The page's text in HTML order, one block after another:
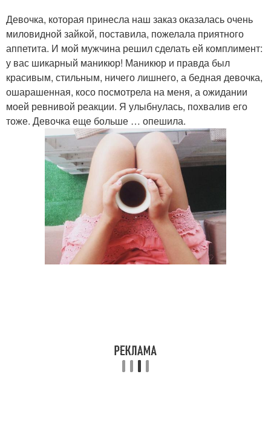
Девочка, которая принесла наш заказ оказалась очень
миловидной зайкой, поставила, пожелала приятного
аппетита. И мой мужчина решил сделать ей комплимент:
у вас шикарный маникюр! Маникюр и правда был
красивым, стильным, ничего лишнего, а бедная девочка,
ошарашенная, косо посмотрела на меня, а ожидании
моей ревнивой реакции. Я улыбнулась, похвалив его
тоже. Девочка еще больше … опешила.